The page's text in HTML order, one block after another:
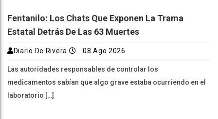
Fentanilo: Los Chats Que Exponen La Trama
Estatal Detrás De Las 63 Muertes
Diario De Rivera 08 Ago 2026
Las autoridades responsables de controlar los
medicamentos sabían que algo grave estaba ocurriendo en el
laboratorio […]